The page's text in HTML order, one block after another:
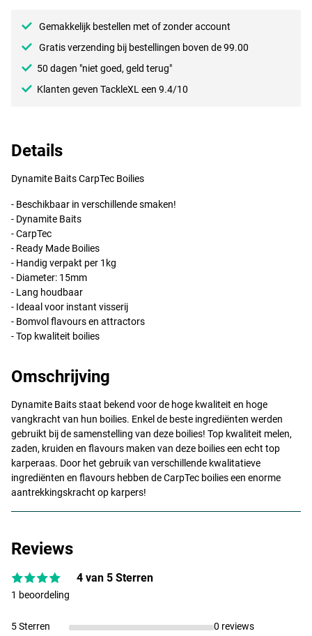
Tutti Frutti
Gemakkelijk bestellen met of zonder account
Gratis verzending bij bestellingen boven de 99.00
50 dagen "niet goed, geld terug"
Klanten geven TackleXL een 9.4/10
Details
Dynamite Baits CarpTec Boilies
- Beschikbaar in verschillende smaken!
- Dynamite Baits
- CarpTec
- Ready Made Boilies
- Handig verpakt per 1kg
- Diameter: 15mm
- Lang houdbaar
- Ideaal voor instant visserij
- Bomvol flavours en attractors
- Top kwaliteit boilies
Omschrijving
Dynamite Baits staat bekend voor de hoge kwaliteit en hoge
vangkracht van hun boilies. Enkel de beste ingrediënten werden
gebruikt bij de samenstelling van deze boilies! Top kwaliteit melen,
zaden, kruiden en flavours maken van deze boilies een echt top
karperaas. Door het gebruik van verschillende kwalitatieve
ingrediënten en flavours hebben de CarpTec boilies een enorme
aantrekkingskracht op karpers!
Reviews
4 van 5 Sterren
1 beoordeling
5 Sterren
0 reviews